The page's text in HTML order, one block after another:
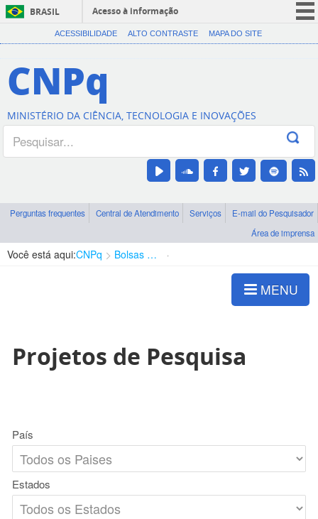
BRASIL
Acesso à informação
CORONAVÍRUS (COVID-19)
Canais
ACESSIBILIDADE ALTO CONTRASTE MAPA DO SITE
CNPq
MINISTÉRIO DA CIÊNCIA, TECNOLOGIA E INOVAÇÕES
Perguntas frequentes Central de Atendimento Serviços
E-mail do Pesquisador
Área de imprensa
Você está aqui:CNPq Bolsas e Auxílios Vigentes
MENU
Projetos de Pesquisa
País
Estados